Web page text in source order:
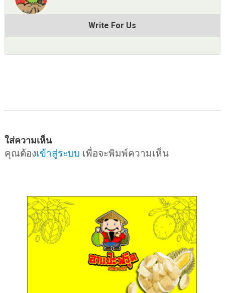
Write For Us
ใส่ความเห็น
คุณต้องเข้าสู่ระบบ เพื่อจะพิมพ์ความเห็น